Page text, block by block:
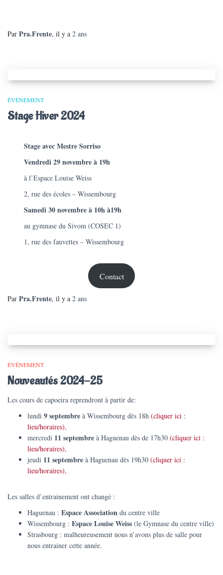
Par Pra.Frente, il y a 2 ans
ÉVÈNEMENT
Stage Hiver 2024
Stage avec Mestre Sorriso
Vendredi 29 novembre à 19h
à l’Espace Louise Weiss
2, rue des écoles – Wissembourg
Samedi 30 novembre à 10h à19h
au gymnase du Sivom (COSEC 1)
1, rue des fauvettes – Wissembourg
Contact
Par Pra.Frente, il y a 2 ans
ÉVÈNEMENT
Nouveautés 2024-25
Les cours de capoeira reprendront à partir de:
lundi 9 septembre à Wissembourg dès 18h (cliquer ici :
lieu/horaires),
mercredi 11 septembre à Haguenau dès de 17h30 (cliquer ici :
lieu/horaires),
jeudi 11 septembre à Haguenau dès 19h30 (cliquer ici :
lieu/horaires),
Les salles d’entrainement ont changé :
Haguenau : Espace Association du centre ville
Wissembourg : Espace Louise Weiss (le Gymnase du centre ville)
Strasbourg : malheureusement nous n’avons plus de salle pour
nous entrainer cette année.